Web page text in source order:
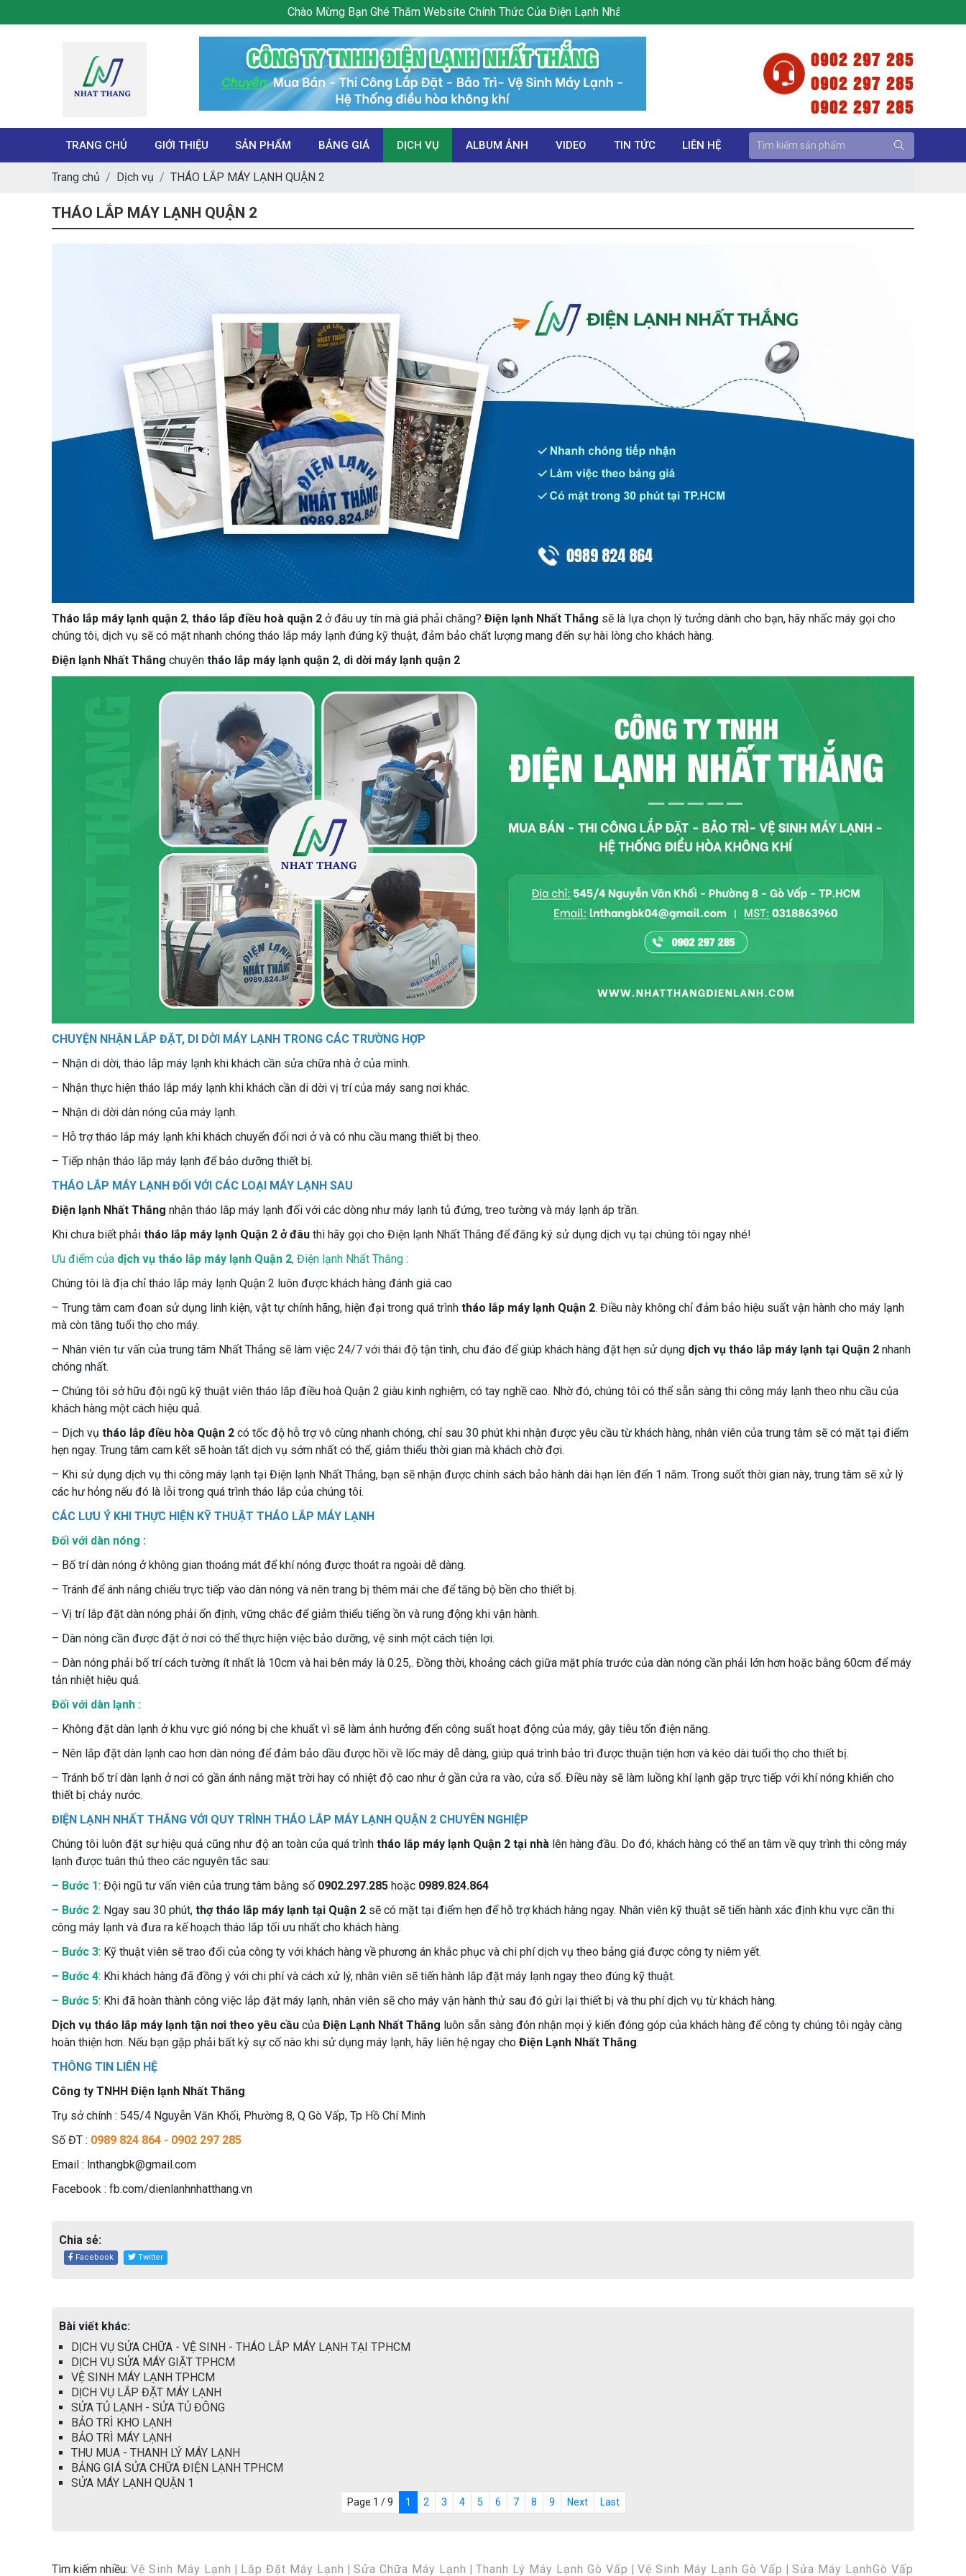
Chào Mừng Bạn Ghé Thăm Website Chính Thức Của Điện Lạnh Nhất Thắng . Mọi Chi Tiết Vui Lòng Liên Hệ Qua Hotline : 0902.297.285 (Mr. Thắng )
0902 297 285
0902 297 285
0902 297 285
TRANG CHỦ GIỚI THIỆU SẢN PHẨM BẢNG GIÁ DỊCH VỤ ALBUM ẢNH VIDEO TIN TỨC LIÊN HỆ
Trang chủ Dịch vụ THÁO LẮP MÁY LẠNH QUẬN 2
THÁO LẮP MÁY LẠNH QUẬN 2
Tháo lắp máy lạnh quận 2, tháo lắp điều hoà quận 2 ở đâu uy tín mà giá phải chăng? Điện lạnh Nhất Thắng sẽ là lựa chọn lý tưởng dành cho bạn, hãy nhấc máy gọi cho
chúng tôi, dịch vụ sẽ có mặt nhanh chóng tháo lắp máy lạnh đúng kỹ thuật, đảm bảo chất lượng mang đến sự hài lòng cho khách hàng.
Điện lạnh Nhất Thắng chuyên tháo lắp máy lạnh quận 2, di dời máy lạnh quận 2
CHUYỆN NHẬN LẮP ĐẶT, DI DỜI MÁY LẠNH TRONG CÁC TRƯỜNG HỢP
– Nhận di dời, tháo lắp máy lạnh khi khách cần sửa chữa nhà ở của mình.
– Nhận thực hiện tháo lắp máy lạnh khi khách cần di dời vị trí của máy sang nơi khác.
– Nhận di dời dàn nóng của máy lạnh.
– Hỗ trợ tháo lắp máy lạnh khi khách chuyển đổi nơi ở và có nhu cầu mang thiết bị theo.
– Tiếp nhận tháo lắp máy lạnh để bảo dưỡng thiết bị.
THÁO LẮP MÁY LẠNH ĐỐI VỚI CÁC LOẠI MÁY LẠNH SAU
Điện lạnh Nhất Thắng nhận tháo lắp máy lạnh đối với các dòng như máy lạnh tủ đứng, treo tường và máy lạnh áp trần.
Khi chưa biết phải tháo lắp máy lạnh Quận 2 ở đâu thì hãy gọi cho Điện lạnh Nhất Thắng để đăng ký sử dụng dịch vụ tại chúng tôi ngay nhé!
Ưu điểm của dịch vụ tháo lắp máy lạnh Quận 2, Điện lạnh Nhất Thắng :
Chúng tôi là địa chỉ tháo lắp máy lạnh Quận 2 luôn được khách hàng đánh giá cao
– Trung tâm cam đoan sử dụng linh kiện, vật tự chính hãng, hiện đại trong quá trình tháo lắp máy lạnh Quận 2. Điều này không chỉ đảm bảo hiệu suất vận hành cho máy lạnh
mà còn tăng tuổi thọ cho máy.
– Nhân viên tư vấn của trung tâm Nhất Thắng sẽ làm việc 24/7 với thái độ tận tình, chu đáo để giúp khách hàng đặt hẹn sử dụng dịch vụ tháo lắp máy lạnh tại Quận 2 nhanh
chóng nhất.
– Chúng tôi sở hữu đội ngũ kỹ thuật viên tháo lắp điều hoà Quận 2 giàu kinh nghiệm, có tay nghề cao. Nhờ đó, chúng tôi có thể sẵn sàng thi công máy lạnh theo nhu cầu của
khách hàng một cách hiệu quả.
– Dịch vụ tháo lắp điều hòa Quận 2 có tốc độ hỗ trợ vô cùng nhanh chóng, chỉ sau 30 phút khi nhận được yêu cầu từ khách hàng, nhân viên của trung tâm sẽ có mặt tại điểm
hẹn ngay. Trung tâm cam kết sẽ hoàn tất dịch vụ sớm nhất có thể, giảm thiểu thời gian mà khách chờ đợi.
– Khi sử dụng dịch vụ thi công máy lạnh tại Điện lạnh Nhất Thắng, bạn sẽ nhận được chính sách bảo hành dài hạn lên đến 1 năm. Trong suốt thời gian này, trung tâm sẽ xử lý
các hư hỏng nếu đó là lỗi trong quá trình tháo lắp của chúng tôi.
CÁC LƯU Ý KHI THỰC HIỆN KỸ THUẬT THÁO LẮP MÁY LẠNH
Đối với dàn nóng :
– Bố trí dàn nóng ở không gian thoáng mát để khí nóng được thoát ra ngoài dễ dàng.
– Tránh để ánh nắng chiếu trực tiếp vào dàn nóng và nên trang bị thêm mái che để tăng bộ bền cho thiết bị.
– Vị trí lắp đặt dàn nóng phải ổn định, vững chắc để giảm thiểu tiếng ồn và rung động khi vận hành.
– Dàn nóng cần được đặt ở nơi có thể thực hiện việc bảo dưỡng, vệ sinh một cách tiện lợi.
– Dàn nóng phải bố trí cách tường ít nhất là 10cm và hai bên máy là 0.25,. Đồng thời, khoảng cách giữa mặt phía trước của dàn nóng cần phải lớn hơn hoặc bằng 60cm để máy
tản nhiệt hiệu quả.
Đối với dàn lạnh :
– Không đặt dàn lạnh ở khu vực gió nóng bị che khuất vì sẽ làm ảnh hưởng đến công suất hoạt động của máy, gây tiêu tốn điện năng.
– Nên lắp đặt dàn lạnh cao hơn dàn nóng để đảm bảo dầu được hồi về lốc máy dễ dàng, giúp quá trình bảo trì được thuận tiện hơn và kéo dài tuổi thọ cho thiết bị.
– Tránh bố trí dàn lạnh ở nơi có gần ánh nắng mặt trời hay có nhiệt độ cao như ở gần cửa ra vào, cửa sổ. Điều này sẽ làm luồng khí lạnh gặp trực tiếp với khí nóng khiến cho
thiết bị chảy nước.
ĐIỆN LẠNH NHẤT THẮNG VỚI QUY TRÌNH THÁO LẮP MÁY LẠNH QUẬN 2 CHUYÊN NGHIỆP
Chúng tôi luôn đặt sự hiệu quả cũng như độ an toàn của quá trình tháo lắp máy lạnh Quận 2 tại nhà lên hàng đầu. Do đó, khách hàng có thể an tâm về quy trình thi công máy
lạnh được tuân thủ theo các nguyên tắc sau:
– Bước 1: Đội ngũ tư vấn viên của trung tâm bằng số 0902.297.285 hoặc 0989.824.864
– Bước 2: Ngay sau 30 phút, thợ tháo lắp máy lạnh tại Quận 2 sẽ có mặt tại điểm hẹn để hỗ trợ khách hàng ngay. Nhân viên kỹ thuật sẽ tiến hành xác định khu vực cần thi
công máy lạnh và đưa ra kế hoạch tháo lắp tối ưu nhất cho khách hàng.
– Bước 3: Kỹ thuật viên sẽ trao đổi của công ty với khách hàng về phương án khắc phục và chi phí dịch vụ theo bảng giá được công ty niêm yết.
– Bước 4: Khi khách hàng đã đồng ý với chi phí và cách xử lý, nhân viên sẽ tiến hành lắp đặt máy lạnh ngay theo đúng kỹ thuật.
– Bước 5: Khi đã hoàn thành công việc lắp đặt máy lạnh, nhân viên sẽ cho máy vận hành thử sau đó gửi lại thiết bị và thu phí dịch vụ từ khách hàng.
Dịch vụ tháo lắp máy lạnh tận nơi theo yêu cầu của Điện Lạnh Nhất Thắng luôn sẵn sàng đón nhận mọi ý kiến đóng góp của khách hàng để công ty chúng tôi ngày càng
hoàn thiện hơn. Nếu bạn gặp phải bất kỳ sự cố nào khi sử dụng máy lạnh, hãy liên hệ ngay cho Điện Lạnh Nhất Thắng.
THÔNG TIN LIÊN HỆ
Công ty TNHH Điện lạnh Nhất Thắng
Trụ sở chính : 545/4 Nguyễn Văn Khối, Phường 8, Q Gò Vấp, Tp Hồ Chí Minh
Số ĐT : 0989 824 864 - 0902 297 285
Email : lnthangbk@gmail.com
Facebook : fb.com/dienlanhnhatthang.vn
Chia sẻ:
Facebook Twitter
Bài viết khác:
DỊCH VỤ SỬA CHỮA - VỆ SINH - THÁO LẮP MÁY LẠNH TẠI TPHCM
DỊCH VỤ SỬA MÁY GIẶT TPHCM
VỆ SINH MÁY LẠNH TPHCM
DỊCH VỤ LẮP ĐẶT MÁY LẠNH
SỬA TỦ LẠNH - SỬA TỦ ĐÔNG
BẢO TRÌ KHO LẠNH
BẢO TRÌ MÁY LẠNH
THU MUA - THANH LÝ MÁY LẠNH
BẢNG GIÁ SỬA CHỮA ĐIỆN LẠNH TPHCM
SỬA MÁY LẠNH QUẬN 1
Page 1 / 9 1 2 3 4 5 6 7 8 9 Next Last
Tìm kiếm nhiều: Vệ Sinh Máy Lạnh | Lắp Đặt Máy Lạnh | Sửa Chữa Máy Lạnh | Thanh Lý Máy Lạnh Gò Vấp | Vệ Sinh Máy Lạnh Gò Vấp | Sửa Máy LạnhGò Vấp